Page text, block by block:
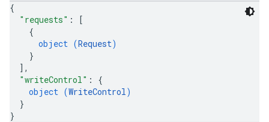
{
"requests" :
[
{
object (Request)
}
] ,
"writeControl" : {
object (WriteControl)
}
}